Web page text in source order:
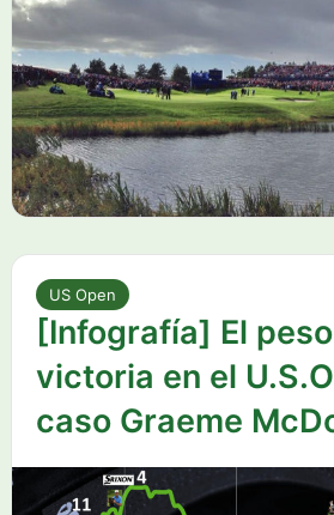
US Open
[Infografía] El
victoria en el
caso Graeme